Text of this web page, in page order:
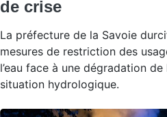
de crise
La préfecture de la Savoie
mesures de restriction des
l’eau face à une dégradation de
situation hydrologique.